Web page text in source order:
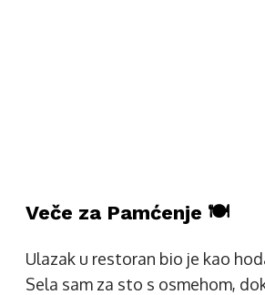
Veče za Pamćenje 🍽️
Ulazak u restoran bio je kao
Sela sam za sto s osmehom,